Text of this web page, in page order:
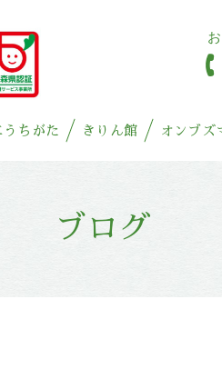
うちがた きりん館 オンブズ
ブログ